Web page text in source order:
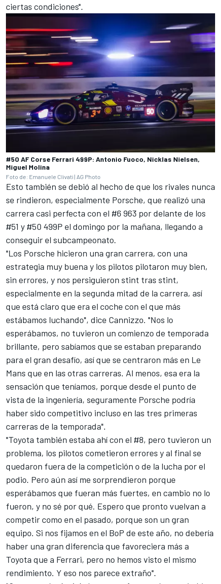
ciertas condiciones".
#50 AF Corse Ferrari 499P: Antonio Fuoco, Nicklas Nielsen,
Miguel Molina
Foto de: Emanuele Clivati | AG Photo
Esto también se debió al hecho de que los rivales nunca
se rindieron, especialmente Porsche, que realizó una
carrera casi perfecta con el #6 963 por delante de los
#51 y #50 499P el domingo por la mañana, llegando a
conseguir el subcampeonato.
"Los Porsche hicieron una gran carrera, con una
estrategia muy buena y los pilotos pilotaron muy bien,
sin errores, y nos persiguieron stint tras stint,
especialmente en la segunda mitad de la carrera, así
que está claro que era el coche con el que más
estábamos luchando", dice Cannizzo. "Nos lo
esperábamos, no tuvieron un comienzo de temporada
brillante, pero sabíamos que se estaban preparando
para el gran desafío, así que se centraron más en Le
Mans que en las otras carreras. Al menos, esa era la
sensación que teníamos, porque desde el punto de
vista de la ingeniería, seguramente Porsche podría
haber sido competitivo incluso en las tres primeras
carreras de la temporada".
"Toyota también estaba ahí con el #8, pero tuvieron un
problema, los pilotos cometieron errores y al final se
quedaron fuera de la competición o de la lucha por el
podio. Pero aún así me sorprendieron porque
esperábamos que fueran más fuertes, en cambio no lo
fueron, y no sé por qué. Espero que pronto vuelvan a
competir como en el pasado, porque son un gran
equipo. Si nos fijamos en el BoP de este año, no debería
haber una gran diferencia que favoreciera más a
Toyota que a Ferrari, pero no hemos visto el mismo
rendimiento. Y eso nos parece extraño".